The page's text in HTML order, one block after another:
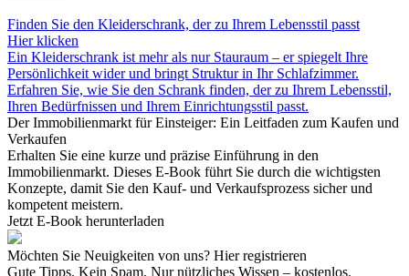
Finden Sie den Kleiderschrank, der zu Ihrem Lebensstil passt
Hier klicken
Ein Kleiderschrank ist mehr als nur Stauraum – er spiegelt Ihre
Persönlichkeit wider und bringt Struktur in Ihr Schlafzimmer.
Erfahren Sie, wie Sie den Schrank finden, der zu Ihrem Lebensstil,
Ihren Bedürfnissen und Ihrem Einrichtungsstil passt.
Der Immobilienmarkt für Einsteiger: Ein Leitfaden zum Kaufen und
Verkaufen
Erhalten Sie eine kurze und präzise Einführung in den
Immobilienmarkt. Dieses E-Book führt Sie durch die wichtigsten
Konzepte, damit Sie den Kauf- und Verkaufsprozess sicher und
kompetent meistern.
Jetzt E-Book herunterladen
Möchten Sie Neuigkeiten von uns? Hier registrieren
Gute Tipps. Kein Spam. Nur nützliches Wissen – kostenlos.